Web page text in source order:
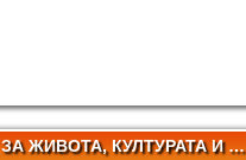
ЗА ЖИВОТА, КУЛТУРАТА И …